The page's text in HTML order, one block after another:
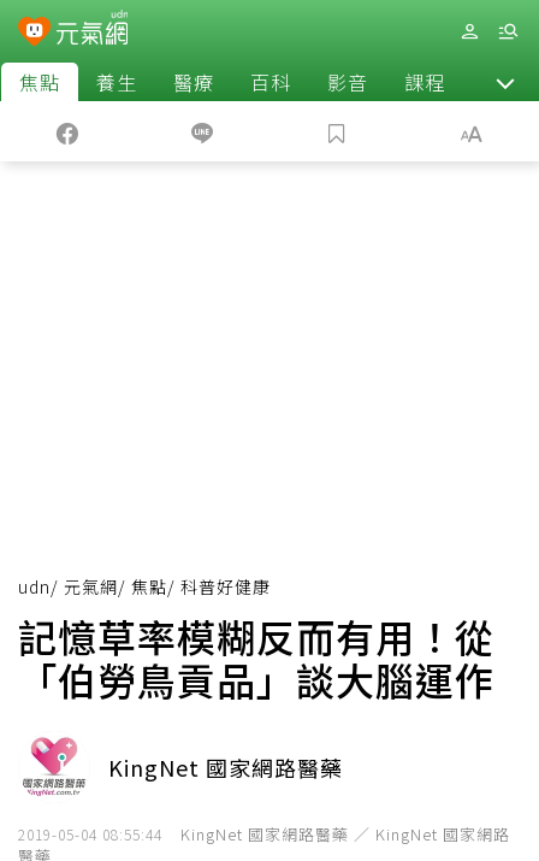
焦點 養生 醫療 百科 影音 課程 退休
udn/ 元氣網/ 焦點/ 科普好健康
記憶草率模糊反而有用！從
「伯勞鳥貢品」談大腦運作
KingNet 國家網路醫藥
2019-05-04 08:55:44
KingNet 國家網路醫藥 ／ KingNet 國家網路
醫藥